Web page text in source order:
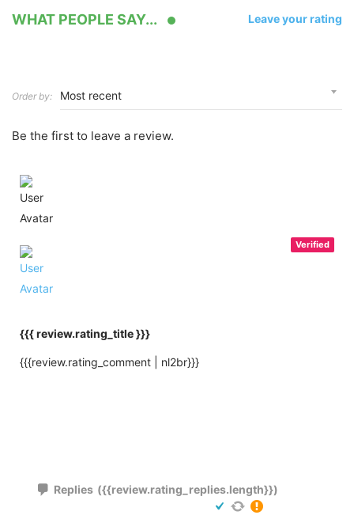
WHAT PEOPLE SAY... Leave your rating
Order by:
Be the first to leave a review.
Verified
{{{ review.rating_title }}}
{{{review.rating_comment | nl2br}}}
Replies ({{review.rating_replies.length}})